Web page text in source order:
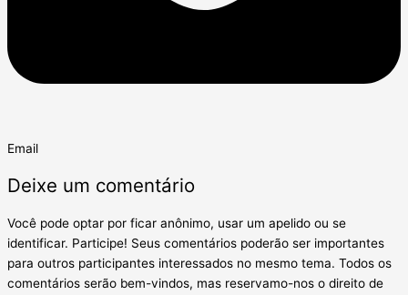
Email
Deixe um comentário
Você pode optar por ficar anônimo, usar um apelido ou se
identificar. Participe! Seus comentários poderão ser importantes
para outros participantes interessados no mesmo tema. Todos os
comentários serão bem-vindos, mas reservamo-nos o direito de